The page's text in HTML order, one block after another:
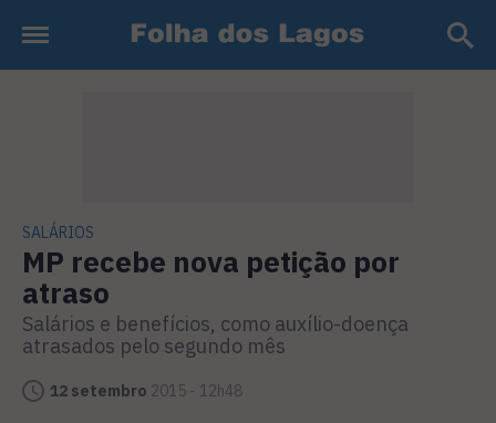
SALÁRIOS
MP recebe nova petição por
atraso
Salários e benefícios, como auxílio-doença
atrasados pelo segundo mês
12 setembro 2015 - 12h48